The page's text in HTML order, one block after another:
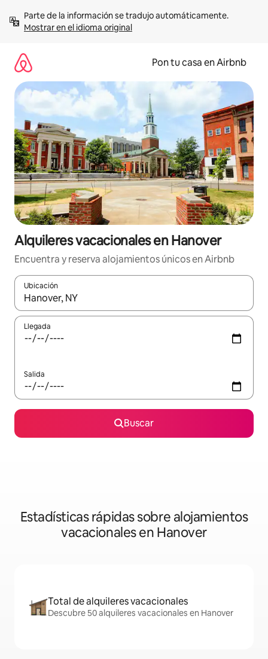
contenidoMostrar en el idioma original
Pon tu casa en Airbnb
Alquileres vacacionales en Hanover
Encuentra y reserva alojamientos únicos en Airbnb
Ubicación
Cuando los resultados estén disponibles, navega con las
Llegada
Salida
Buscar
Estadísticas rápidas sobre alojamientos
vacacionales en Hanover
Total de alquileres vacacionales
Descubre 50 alquileres vacacionales en Hanover